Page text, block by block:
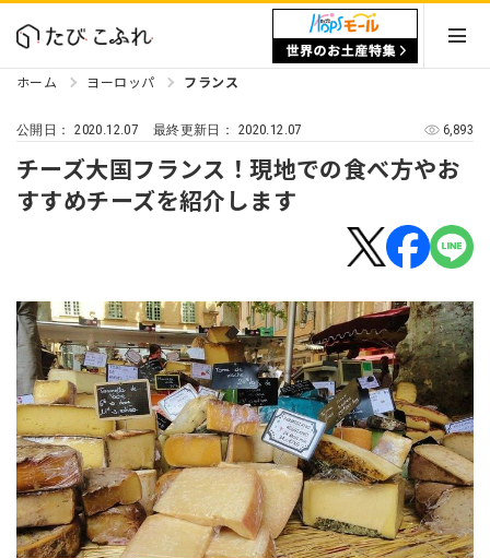
ホーム ヨーロッパ フランス
公開日：2020.12.07 最終更新日： 2020.12.07 6,893
チーズ大国フランス！現地での食べ方やお
すすめチーズを紹介します